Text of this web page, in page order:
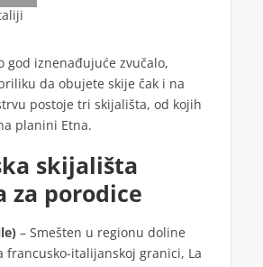
god iznenađujuće zvučalo,
da obujete skije čak i na
postoje tri skijališta, od kojih
planini Etna.
skijališta
za porodice
– Smešten u regionu doline
francusko-italijanskoj granici, La